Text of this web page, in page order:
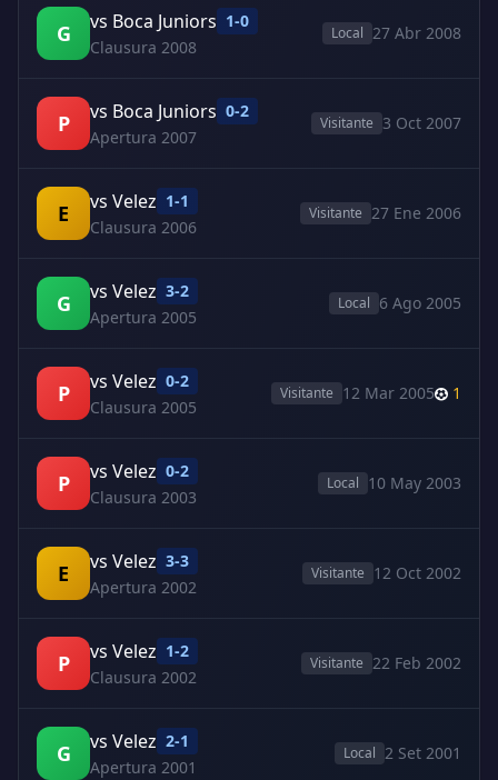
G vs Boca Juniors 1-0
Clausura 2008
Local 27 Abr 2008
P vs Boca Juniors 0-2
Apertura 2007
Visitante 3 Oct 2007
E vs Velez 1-1
Clausura 2006
Visitante 27 Ene 2006
G vs Velez 3-2
Apertura 2005
Local 6 Ago 2005
P vs Velez 0-2
Clausura 2005
Visitante 12 Mar 2005 1
P vs Velez 0-2
Clausura 2003
Local 10 May 2003
E vs Velez 3-3
Apertura 2002
Visitante 12 Oct 2002
P vs Velez 1-2
Clausura 2002
Visitante 22 Feb 2002
G vs Velez 2-1
Apertura 2001
Local 2 Set 2001